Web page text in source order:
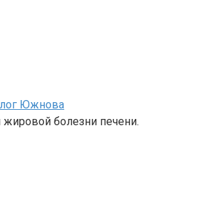
Южнова
болезни печени.